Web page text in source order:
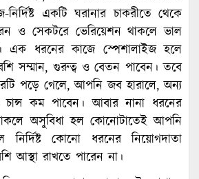
একটি ঘরানার চাকরীতে থেকে
ও সেকটরে ভেরিয়েশন থাকলে ভাল
এক ধরনের কাজে স্পেশালাইজ হলে
সম্মান, গুরুত্ব ও বেতন পাবেন। তবে
পড়ে গেলে, আপনি জব হারালে, অন্য
কম পাবেন। আবার নানা ধরনের
অসুবিধা হল কোনোটাতেই আপনি
কোনো ধরনের নিয়োগদাতা
আস্থা রাখতে পারেন না।